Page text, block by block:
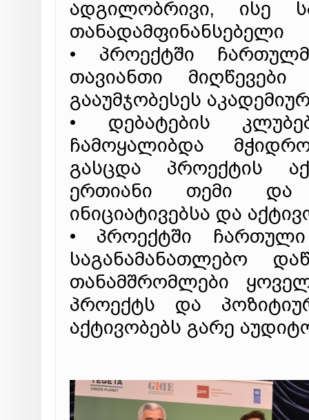
ადგილობრივი, ისე
თანადამფინანსებელი
• პროექტში
თავიანთი
გააუმჯობესეს
• დებატების
ჩამოყალიბდა
გასცდა პროექტის
ერთიანი თემი და
ინიციატივებსა და
• პროექტში
საგანამანათლებო
თანამშრომლები
პროექტს და
აქტივობებს გარე